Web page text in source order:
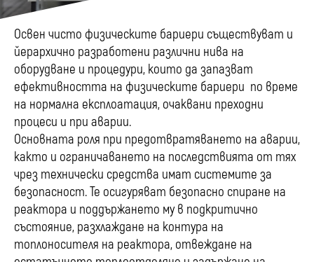
Освен чисто физическите бариери съществуват и
йерархично разработени различни нива на
оборудване и процедури, които да запазват
ефективността на физическите бариери по време
на нормална експлоатация, очаквани преходни
процеси и при аварии.
Основната роля при предотвратяването на аварии,
както и ограничаването на последствията от тях
чрез технически средства имат системите за
безопасност. Те осигуряват безопасно спиране на
реактора и поддържането му в подкритично
състояние, разхлаждане на контура на
топлоносителя на реактора, отвеждане на